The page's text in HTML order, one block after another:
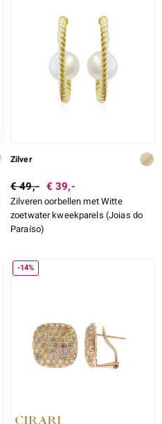
Zilver
€ 49,- € 39,-
Zilveren oorbellen met Witte
zoetwater kweekparels (Joias do
Paraíso)
-14%